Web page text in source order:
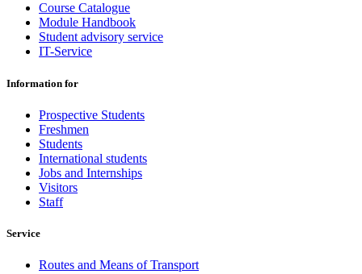
Course Catalogue
Module Handbook
Student advisory service
IT-Service
Information for
Prospective Students
Freshmen
Students
International students
Jobs and Internships
Visitors
Staff
Service
Routes and Means of Transport